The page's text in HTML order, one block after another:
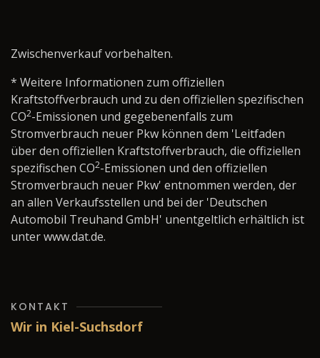
Zwischenverkauf vorbehalten.
* Weitere Informationen zum offiziellen
Kraftstoffverbrauch und zu den offiziellen spezifischen
CO2-Emissionen und gegebenenfalls zum
Stromverbrauch neuer Pkw können dem 'Leitfaden
über den offiziellen Kraftstoffverbrauch, die offiziellen
spezifischen CO2-Emissionen und den offiziellen
Stromverbrauch neuer Pkw' entnommen werden, der
an allen Verkaufsstellen und bei der 'Deutschen
Automobil Treuhand GmbH' unentgeltlich erhältlich ist
unter www.dat.de.
KONTAKT
Wir in Kiel-Suchsdorf